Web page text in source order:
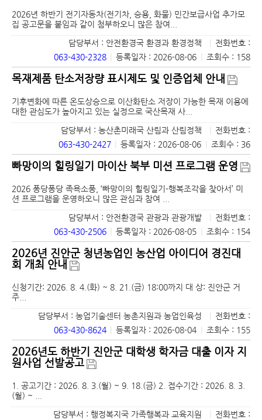
2026년 하반기 전기자동차(전기차, 승용, 화물) 민간보급사업 추가모
집 공고문을 붙임과 같이 첨부하오니 많은 참여...
담당부서 : 안전환경국 환경과 환경정책
전화번호 :
063-430-2328
등록일자 : 2026-08-06 조회수 : 158
목재제품 탄소저장량 표시제도 및 인증업체 안내
기후변화에 따른 온도상승으로 이산화탄소 저장이 가능한 목재 이용에
대한 관심도가 높아지고 있는 실정으로 국산목재 사...
담당부서 : 농산촌미래국 산림과 산림정책
전화번호 :
063-430-2427
등록일자 : 2026-08-06 조회수 : 36
빠망이의 힐링일기 마이산 북부 미션 프로그램 운영
2026 퐁당퐁당 족욕소풍, ‘빠망이의 힐링일기-행복조각을 찾아서’ 미
션 프로그램을 운영하오니 많은 관심과 참여 ...
담당부서 : 안전환경국 관광과 관광개발
전화번호 :
063-430-2506
등록일자 : 2026-08-05 조회수 : 154
2026년 진안군 청년농업인 농산업 아이디어 경진대
회 개최 안내
신청기간: 2026. 8. 4.(화) ~ 8. 21.(금) 18:00까지 대 상: 진안군 거
주...
담당부서 : 농업기술센터 농촌지원과 농업인육성
전화번호 :
063-430-8624
등록일자 : 2026-08-04 조회수 : 155
2026년도 하반기 진안군 대학생 학자금 대출 이자 지
원사업 선발공고
1. 공고기간 : 2026. 8. 3.(월) ~ 9. 18.(금) 2. 접수기간 : 2026. 8. 3.
(월) ~ ...
담당부서 : 행정복지국 가족행복과 교육지원
| 전화번호 :